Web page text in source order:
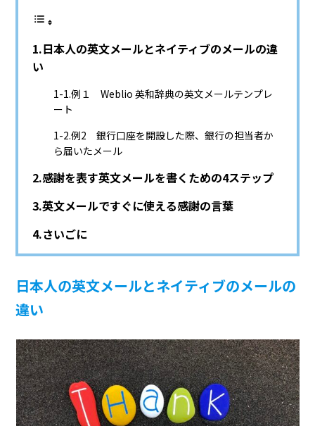
日本人の英文メールとネイティブのメールの違
い
例１ Weblio 英和辞典の英文メールテンプレ
ート
例2 銀行口座を開設した際、銀行の担当者か
ら届いたメール
感謝を表す英文メールを書くための4ステップ
英文メールですぐに使える感謝の言葉
さいごに
日本人の英文メールとネイティブのメールの
違い